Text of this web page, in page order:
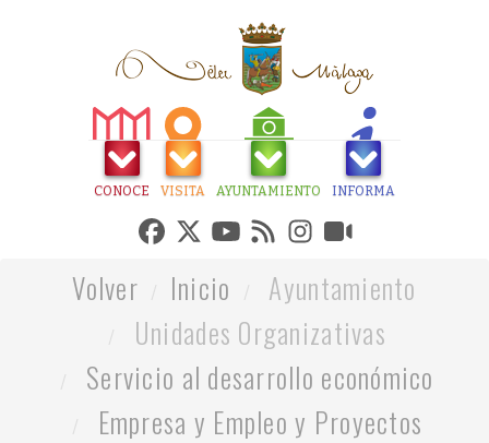
CONOCE VISITA AYUNTAMIENTO INFORMA
Volver Inicio
Ayuntamiento
Unidades Organizativas
Servicio al desarrollo económico
Empresa y Empleo y Proyectos